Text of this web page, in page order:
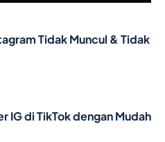
Tidak Muncul & Tidak
IG di TikTok dengan Mudah